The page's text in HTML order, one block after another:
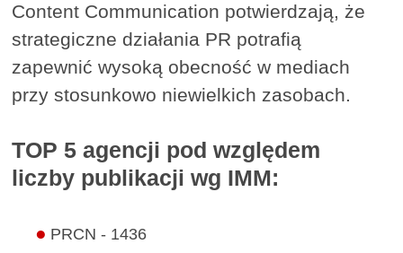
Content Communication potwierdzają, że
strategiczne działania PR potrafią
zapewnić wysoką obecność w mediach
przy stosunkowo niewielkich zasobach.
TOP 5 agencji pod względem
liczby publikacji wg IMM:
PRCN - 1436